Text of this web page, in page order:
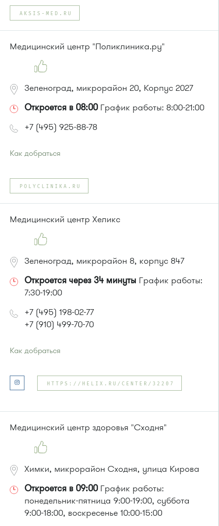
Автобус № 4
или до остановки"12 микрорайон "
Автобус № 1, 9, 10, 12, 13, 15, 23, 31, 312, 377, 390, 476, 493.
720м, 721м, 900, 903
AKSIS-MED.RU
Медицинский центр "Поликлиника.ру"
Зеленоград, микрорайон 20, Корпус 2027
Откроется в 08:00График работы: 8:00-21:00
+7 (495) 925-88-78
Как добраться
Автобусы № 28, 32.
или до остановки"Улицу Летчицы Тарасовой"
Автобус № 14, 28
POLYCLINIKA.RU
Медицинский центр Хеликс
Зеленоград, микрорайон 8, корпус 847
Откроется через 34 минуты График работы:
7:30-19:00
+7 (495) 198-02-77
+7 (910) 499-70-70
Как добраться
Автобусы № 2, 3, 9, 11, 19, 21, 31, 32.
Маршрутка № 409м, 419м
Автобусы № 2, 3, 8, 11, 19, 29, 32.
HTTPS://HELIX.RU/CENTER/32207
Медицинский центр здоровья "Сходня"
Химки, микрорайон Сходня, улица Кирова
Откроется в 09:00График работы:
понедельник-пятница 9:00-19:00, суббота
9:00-18:00, воскресенье 10:00-15:00